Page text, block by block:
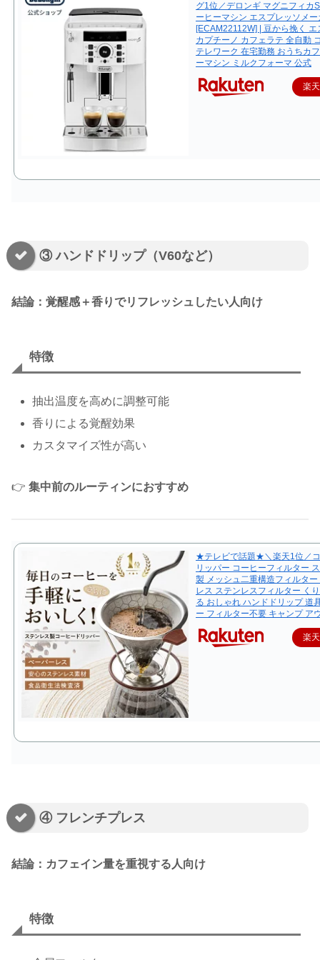
グ1位／デロンギ マグニフィカ
ーヒーマシン エスプレッソメー
[ECAM22112W] | 豆から挽く
カプチーノ カフェラテ 全自動
テレワーク 在宅勤務 おうちカ
ーマシン ミルクフォーマ 公式
楽
③ ハンドドリップ（V60など）
結論：覚醒感＋香りでリフレッシュしたい人向け
特徴
抽出温度を高めに調整可能
香りによる覚醒効果
カスタマイズ性が高い
👉 集中前のルーティンにおすすめ
★テレビで話題★＼楽天1位／
リッパー コーヒーフィルター
製 メッシュ二重構造フィルター
レス ステンレスフィルター く
る おしゃれ ハンドドリップ 道
ー フィルター不要 キャンプ ア
楽
④ フレンチプレス
結論：カフェイン量を重視する人向け
特徴